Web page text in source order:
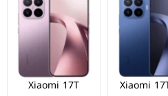
Xiaomi
Xiaomi 17T